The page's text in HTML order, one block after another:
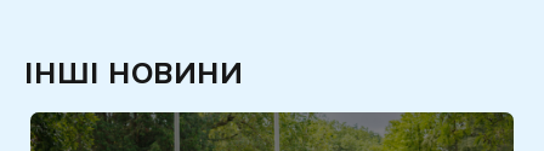
ІНШІ НОВИНИ